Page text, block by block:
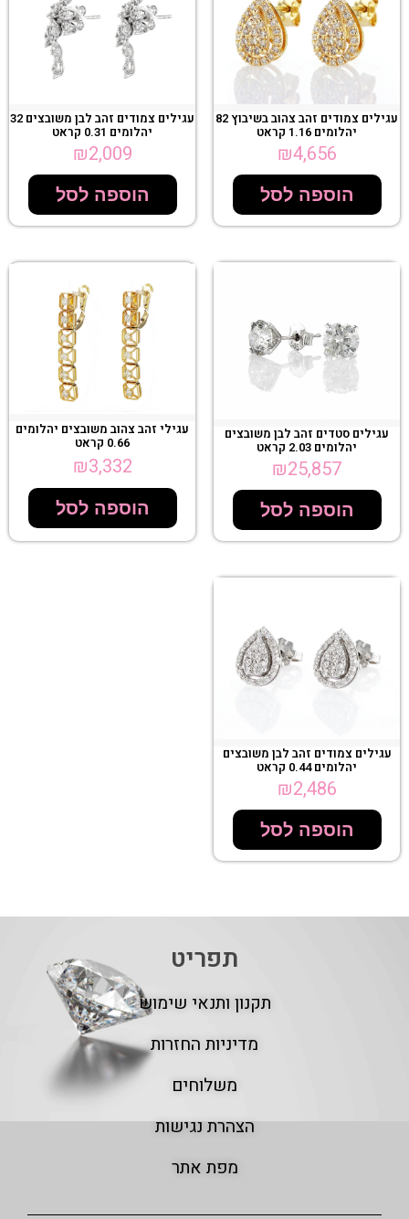
עגילים צמודים זהב צהוב בשיבוץ 82
יהלומים 1.16 קראט
₪4,656
הוספה לסל
עגילים צמודים זהב לבן משובצים 32
יהלומים 0.31 קראט
₪2,009
הוספה לסל
עגילים סטדים זהב לבן משובצים
יהלומים 2.03 קראט
₪25,857
הוספה לסל
עגילי זהב צהוב משובצים יהלומים
0.66 קראט
₪3,332
הוספה לסל
עגילים צמודים זהב לבן משובצים
יהלומים 0.44 קראט
₪2,486
הוספה לסל
תפריט
תקנון ותנאי שימוש
מדיניות החזרות
משלוחים
הצהרת נגישות
מפת אתר